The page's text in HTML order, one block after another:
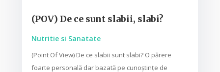
(POV) De ce sunt slabii, slabi?
Nutritie si Sanatate
(Point Of View) De ce slabii sunt slabi? O părere
foarte personală dar bazată pe cunoștințe de